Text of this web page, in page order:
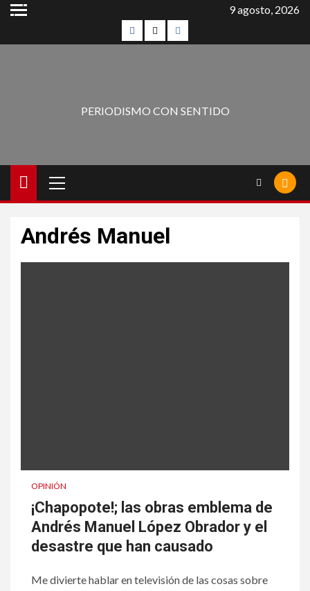
9 agosto, 2026
PERIODISMO CON SENTIDO
Andrés Manuel
OPINIÓN
¡Chapopote!; las obras emblema de
Andrés Manuel López Obrador y el
desastre que han causado
Me divierte hablar en televisión de las cosas sobre